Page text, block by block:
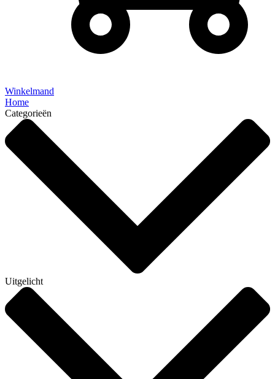
Winkelmand
Home
Categorieën
Uitgelicht